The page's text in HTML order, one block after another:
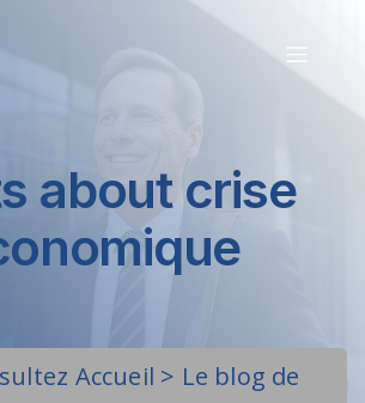
about crise
Accueil > Le blog de